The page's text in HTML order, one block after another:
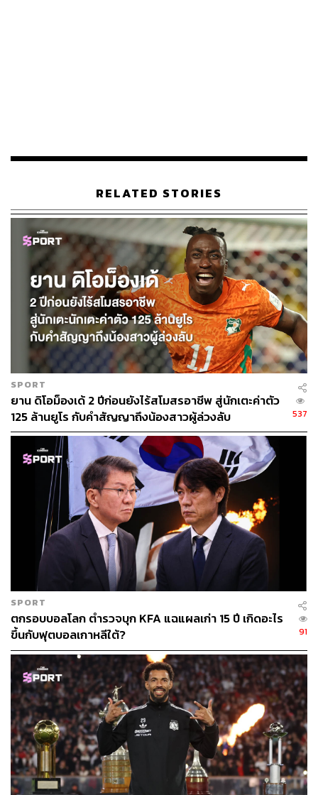
ของอดีตผู้อำนวยการสโมสรรายนี้ ถือว่าเป็นข่าวดีอย่างมาก
นั่นเพราะนับจากที่เอ็ดเวิร์ดส์ตัดสินใจอำลาตำแหน่งกับ
สโมสรเมื่อจบฤดูกาล 2021/22 ซึ่งเป็นปีที่พวกเขาไล่ล่าคว้า
‘Quadruple’ หรือ ‘4 แชมป์’ ไป ลิเวอร์พูลสูญเสียความมั่นคง
ในส่วนของคนที่จะวางกลยุทธ์ของสโมสรไปทันที
ผู้อำนวยการสโมสรผู้นี้คือผู้ที่อยู่เบื้องหลังการสนับสนุนการ
ให้ลิเวอร์พูลนำ Data เข้ามาใช้ในการรวบรวมข้อมูลเพื่อ
ตัดสินใจ และนำไปสู่กระบวนการสรรหานักฟุตบอลที่ยอด
เยี่ยม ซื้อตัวที่เหมาะสมเข้ากับสโมสรได้อย่างแม่นยำ
ไปจนถึงเป็นคนอยู่เบื้องหลังการเจรจาระดับเทพ โดยเฉพาะ
ตำนานการขาย ฟิลิปป์ คูตินโญ ให้บาร์เซโลนา ได้เงิน 145
ล้านปอนด์ (ซึ่งนำมาซื้อ เวอร์จิล ฟาน ไดจ์ค กับ อลิสสัน เบ็ค
เกอร์ ที่เป็นจุดเปลี่ยนพาทีมกวาดทุกความสำเร็จ) หรือการ
ขายดาวรุ่งอย่าง โดมินิก โซลังกี, ไรอัน บรูว์สเตอร์ ได้เงิน
กลับมามากกว่า 45 ล้านปอนด์ ทั้งๆ ที่ยังไม่แจ้งเกิดดี
เพราะแม้ว่า จูเลียน วอร์ด ลูกมือคนสำคัญของเอ็ดเวิร์ดส์ จะ
เข้ารับตำแหน่งต่อ แต่ก็อยู่ในตำแหน่งได้เพียงแค่ฤดูกาลเดียว
ก่อนที่จะตัดสินใจอำลาสโมสรไป เช่นเดียวกับ เอียน เกรแฮม
หัวหน้าแผนกวิจัยที่เป็นเหมือน ‘AI’ ที่คอยรวบรวมข้อมูลและ
ประมวลผลให้ลิเวอร์พูลตลอดช่วง 10 ปีที่ผ่านมาก็อำลาทีมไป
ด้วย ก่อนจะตั้งบริษัทของตัวเองอย่าง Ludonautics
เรียกได้ว่าเป็นอาการ ‘สมองไหล’ อย่างรุนแรง
เหตุผลที่บรรดาหัวกะทิของสโมสรอำลาทีมไปนั้นเป็นที่พูด
ถึงกันอย่างกว้างขวาง โดยเฉพาะรายของเอ็ดเวิร์ดส์ที่ชี้แจง
การตัดสินใจว่า เป็นเพราะอยากพักหลังจากที่ทำงานอย่าง
หนักตลอดระยะเวลาสิบกว่าปีกับลิเวอร์พูล
RELATED STORIES
SPORT
ยาน ดิโอม็องเด้ 2 ปีก่อนยังไร้สโมสรอาชีพ สู่นักเตะค่าตัว
125 ล้านยูโร กับคำสัญญาถึงน้องสาวผู้ล่วงลับ
537
SPORT
ตกรอบบอลโลก ตำรวจบุก KFA แฉแผลเก่า 15 ปี เกิดอะไร
ขึ้นกับฟุตบอลเกาหลีใต้?
91